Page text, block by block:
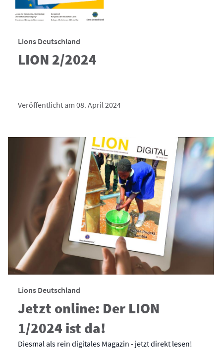
Lions Deutschland
LION 2/2024
Veröffentlicht am 08. April 2024
Lions Deutschland
Jetzt online: Der LION
1/2024 ist da!
Diesmal als rein digitales Magazin - jetzt direkt lesen!